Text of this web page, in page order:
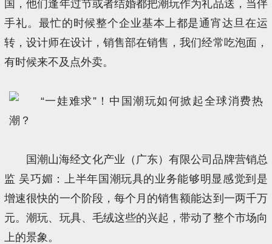
国，他们逢年过节或者结婚都把潮玩作为礼品送，当伴
手礼。最忙的时候整个企业基本上都是通宵达旦在运
转，设计师在设计，销售部在销售，我们经常吃泡面，
有时候来不及点外卖。
国潮山海经文化产业（广东）有限公司品牌营销总
监 吴巧媚：上半年国潮玩具的业务能够明显感觉到是
增速很快的一个阶段，每个月的销售额能达到一两千万
元。潮玩、玩具、毛绒这些的兴起，带动了整个市场向
上的景象。